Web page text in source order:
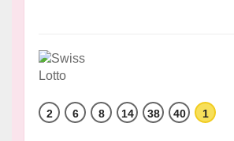
2 6 8 14 38 40 1